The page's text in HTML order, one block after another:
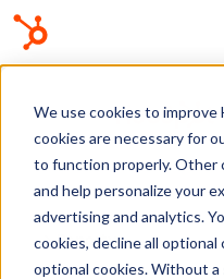
We use cookies to improve
cookies are necessary for
to function properly. Other
and help personalize your
advertising and analytics.
cookies, decline all optional
optional cookies. Without
Raporty